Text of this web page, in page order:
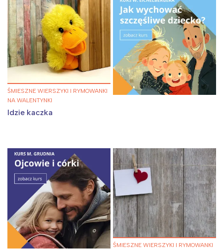
ŚMIESZNE WIERSZYKI I RYMOWANKI
NA WALENTYNKI
Idzie kaczka
ŚMIESZNE WIERSZYKI I RYMOWANKI